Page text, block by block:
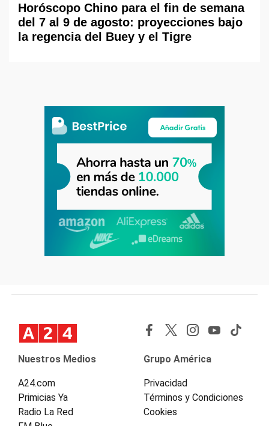
Horóscopo Chino para el fin de semana
del 7 al 9 de agosto: proyecciones bajo
la regencia del Buey y el Tigre
Nuestros Medios
A24.com
Primicias Ya
Radio La Red
Grupo América
Privacidad
Términos y Condiciones
Cookies